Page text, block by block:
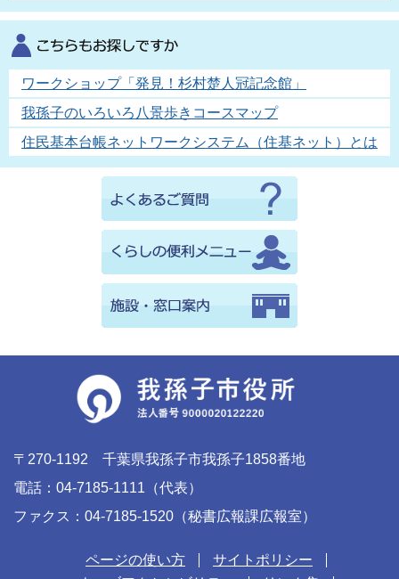
ワークショップ「発見！杉村楚人冠記念館」
我孫子のいろいろ八景歩きコースマップ
住民基本台帳ネットワークシステム（住基ネット）とは
〒270-1192 千葉県我孫子市我孫子1858番地
電話：04-7185-1111（代表）
ファクス：04-7185-1520（秘書広報課広報室）
ページの使い方
サイトポリシー